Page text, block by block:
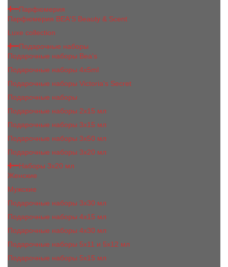
Парфюмерия
Парфюмерия BEA'S Beauty & Scent
Luxe collection
Подарочные наборы
Подарочные наборы Bea's
Подарочные наборы 4х5ml
Подарочные наборы Victoria's Secret
Подарочные наборы
Подарочные наборы 2x15 мл
Подарочные наборы 3х15 мл
Подарочные наборы 3x50 мл
Подарочные наборы 3x20 мл
Наборы 3х20 мл
Женские
Мужские
Подарочные наборы 3х30 мл
Подарочные наборы 4x15 мл
Подарочные наборы 4x30 мл
Подарочные наборы 5x11 и 5х12 мл
Подарочные наборы 5x15 мл